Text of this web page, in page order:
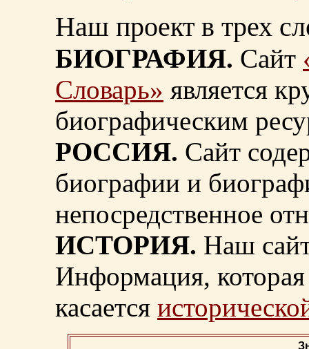
Наш проект в трех
БИОГРАФИЯ. Сайт
Словарь» является
биографическим
РОССИЯ. Сайт
биографии и
непосредственное
ИСТОРИЯ. Наш
Информация, которая
касается